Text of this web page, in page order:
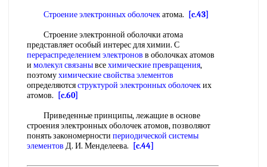
Строение электронных оболочекатома.
[c.43]
Строение электронной оболочки атома
представляет особый интерес для химии. С
перераспределением электронов в оболочках атомов
и молекул связанывсехимические превращения,
поэтомухимические свойства элементов
определяютсяструктурой электронных оболочеких
атомов.
[c.60]
Приведенные принципы, лежащие в основе
строения электронных оболочек атомов, позволяют
понять закономерности периодической системы
элементов Д. И. Менделеева. [c.44]